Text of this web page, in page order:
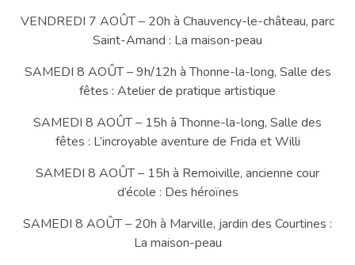
VENDREDI 7 AOÛT – 20h à Chauvency-le-château, parc
Saint-Amand : La maison-peau
SAMEDI 8 AOÛT – 9h/12h à Thonne-la-long, Salle des
fêtes : Atelier de pratique artistique
SAMEDI 8 AOÛT – 15h à Thonne-la-long, Salle des
fêtes : L’incroyable aventure de Frida et Willi
SAMEDI 8 AOÛT – 15h à Remoiville, ancienne cour
d’école : Des héroïnes
SAMEDI 8 AOÛT – 20h à Marville, jardin des Courtines :
La maison-peau